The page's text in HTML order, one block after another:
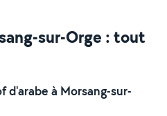
sur-Orge : tout
à Morsang-sur-